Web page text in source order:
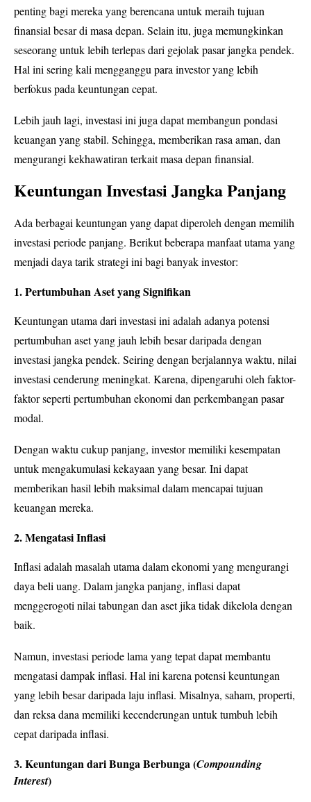
penting bagi mereka yang berencana untuk meraih tujuan
finansial besar di masa depan. Selain itu, juga memungkinkan
seseorang untuk lebih terlepas dari gejolak pasar jangka pendek.
Hal ini sering kali mengganggu para investor yang lebih
berfokus pada keuntungan cepat.
Lebih jauh lagi, investasi ini juga dapat membangun pondasi
keuangan yang stabil. Sehingga, memberikan rasa aman, dan
mengurangi kekhawatiran terkait masa depan finansial.
Keuntungan Investasi Jangka Panjang
Ada berbagai keuntungan yang dapat diperoleh dengan memilih
investasi periode panjang. Berikut beberapa manfaat utama yang
menjadi daya tarik strategi ini bagi banyak investor:
1. Pertumbuhan Aset yang Signifikan
Keuntungan utama dari investasi ini adalah adanya potensi
pertumbuhan aset yang jauh lebih besar daripada dengan
investasi jangka pendek. Seiring dengan berjalannya waktu, nilai
investasi cenderung meningkat. Karena, dipengaruhi oleh faktor-
faktor seperti pertumbuhan ekonomi dan perkembangan pasar
modal.
Dengan waktu cukup panjang, investor memiliki kesempatan
untuk mengakumulasi kekayaan yang besar. Ini dapat
memberikan hasil lebih maksimal dalam mencapai tujuan
keuangan mereka.
2. Mengatasi Inflasi
Inflasi adalah masalah utama dalam ekonomi yang mengurangi
daya beli uang. Dalam jangka panjang, inflasi dapat
menggerogoti nilai tabungan dan aset jika tidak dikelola dengan
baik.
Namun, investasi periode lama yang tepat dapat membantu
mengatasi dampak inflasi. Hal ini karena potensi keuntungan
yang lebih besar daripada laju inflasi. Misalnya, saham, properti,
dan reksa dana memiliki kecenderungan untuk tumbuh lebih
cepat daripada inflasi.
3. Keuntungan dari Bunga Berbunga (Compounding
Interest)